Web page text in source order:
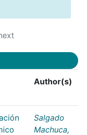
Author(s)
Salgado
Machuca,